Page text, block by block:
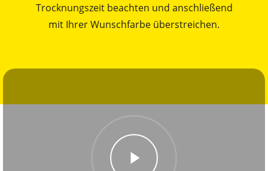
Trocknungszeit beachten und anschließend
mit Ihrer Wunschfarbe überstreichen.